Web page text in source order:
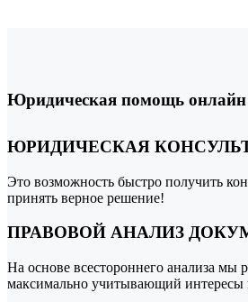
Юридическая помощь онлайн
ЮРИДИЧЕСКАЯ
Это возможность быстро получить
принять верное решение!
ПРАВОВОЙ АНАЛИЗ
На основе всестороннего анализа мы
максимально учитывающий интересы